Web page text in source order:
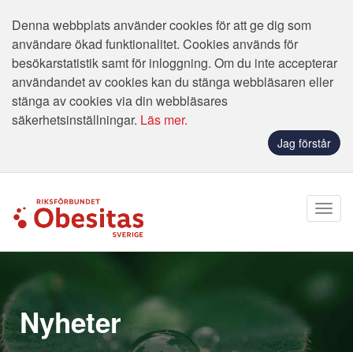
Denna webbplats använder cookies för att ge dig som
användare ökad funktionalitet. Cookies används för
besökarstatistik samt för inloggning. Om du inte accepterar
användandet av cookies kan du stänga webbläsaren eller
stänga av cookies via din webbläsares
säkerhetsinställningar. Läs mer.
Jag förstår
Nyheter